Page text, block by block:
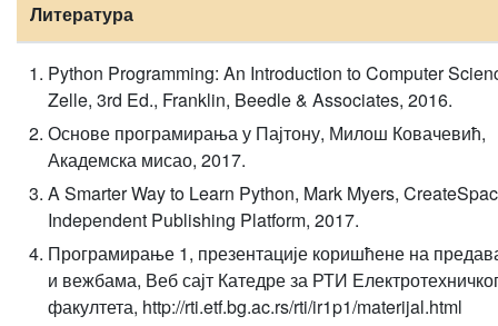
Литература
Python Programming: An Introduction to Computer
Zelle, 3rd Ed., Franklin, Beedle & Associates, 2016.
Основе програмирања у Пајтону, Милош Ковачевић,
Академска мисао, 2017.
A Smarter Way to Learn Python, Mark Myers,
Independent Publishing Platform, 2017.
Програмирање 1, презентације коришћене на
и вежбама, Веб сајт Катедре за РТИ
факултета, http://rti.etf.bg.ac.rs/rti/ir1p1/materijal.html